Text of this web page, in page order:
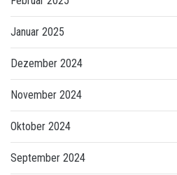
Januar 2025
Dezember 2024
November 2024
Oktober 2024
September 2024